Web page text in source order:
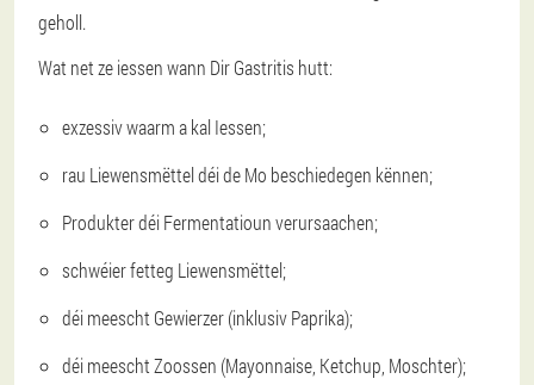
geholl.
Wat net ze iessen wann Dir Gastritis hutt:
exzessiv waarm a kal Iessen;
rau Liewensmëttel déi de Mo beschiedegen kënnen;
Produkter déi Fermentatioun verursaachen;
schwéier fetteg Liewensmëttel;
déi meescht Gewierzer (inklusiv Paprika);
déi meescht Zoossen (Mayonnaise, Ketchup, Moschter);